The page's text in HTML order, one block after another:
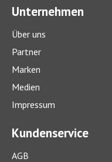
Unternehmen
Über uns
Partner
Marken
Medien
Impressum
Kundenservice
AGB